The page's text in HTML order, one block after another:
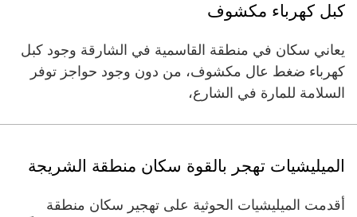
كبل كهرباء مكشوف
يعاني سكان في منطقة القاسمية في الشارقة وجود كبل
كهرباء ضغط عال مكشوف، من دون وجود حواجز توفر
السلامة للمارة في الشارع،
الميليشيات تهجر بالقوة سكان منطقة الشريجة
أقدمت الميليشيات الحوثية على تهجير سكان منطقة